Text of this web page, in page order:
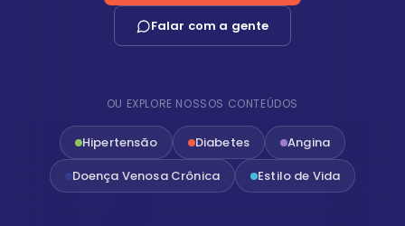
Falar com a gente
OU EXPLORE NOSSOS CONTEÚDOS
Hipertensão Diabetes
Angina
Doença Venosa Crônica
Estilo de Vida